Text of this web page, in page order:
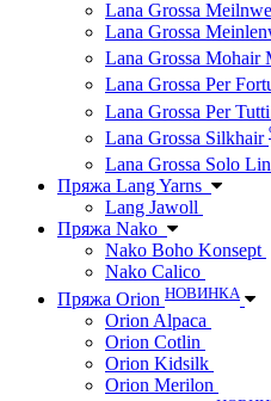
Lana Grossa
Lana Grossa
Lana Grossa Mohair
Lana Grossa Per
Lana Grossa Per Tutti
Lana Grossa Silkhair
Lana Grossa Solo
Пряжа Lang Yarns
Lang Jawoll
Пряжа Nako
Nako Boho Konsept
Nako Calico
Пряжа Orion НОВИНКА
Orion Alpaca
Orion Cotlin
Orion Kidsilk
Orion Merilon